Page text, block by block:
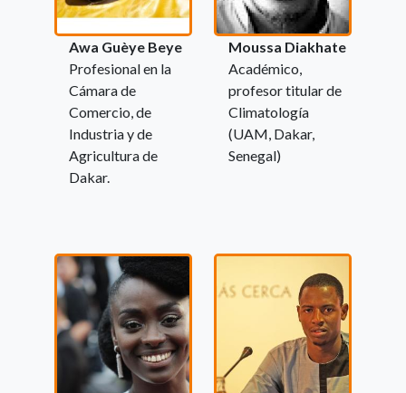
Awa Guèye Beye
Profesional en la
Cámara de
Comercio, de
Industria y de
Agricultura de
Dakar.
Moussa Diakhate
Académico,
profesor titular de
Climatología
(UAM, Dakar,
Senegal)